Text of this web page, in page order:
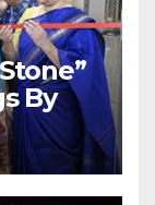
By